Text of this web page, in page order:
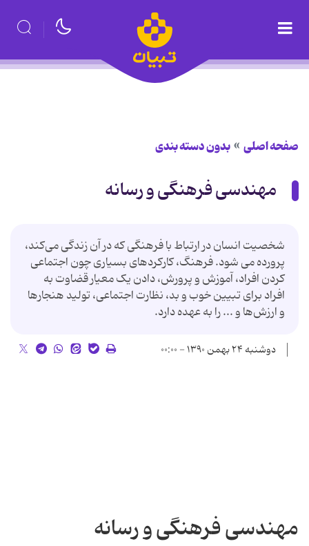
صفحه اصلی بدون دسته بندی
مهندسی فرهنگی و رسانه
شخصیت انسان در ارتباط با فرهنگی که در آن زندگی می‌کند،
پرورده می شود. فرهنگ، کارکردهای بسیاری چون اجتماعی
کردن افراد، آموزش و پرورش، دادن یک معیار قضاوت به
افراد برای تبیین خوب و بد، نظارت اجتماعی، تولید هنجارها
و ارزش‌ها و ... را به عهده دارد.
دوشنبه ۲۴ بهمن ۱۳۹۰ - ۰۰:۰۰
مهندسی فرهنگی و رسانه